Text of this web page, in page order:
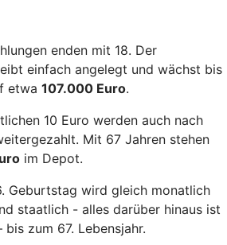
enden mit 18. Der
einfach angelegt und wächst bis
etwa 107.000 Euro.
10 Euro werden auch nach
Mit 67 Jahren stehen
im Depot.
Geburtstag wird gleich monatlich
staatlich - alles darüber hinaus ist
zum 67. Lebensjahr.